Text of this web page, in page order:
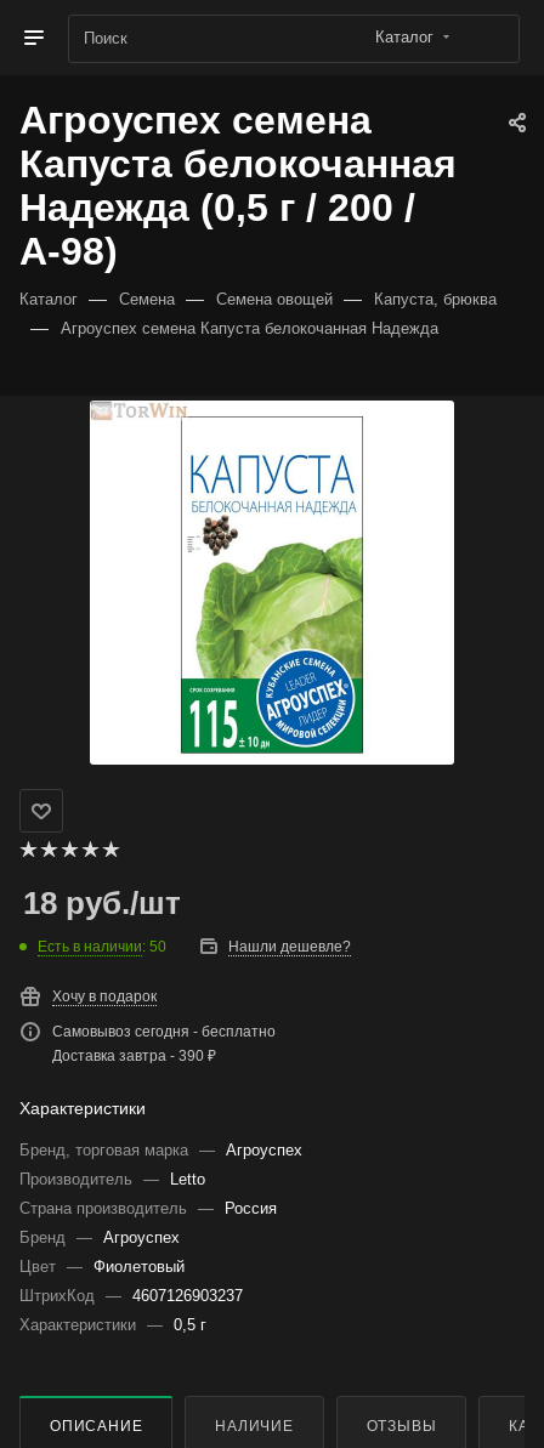
Каталог
Агроуспех семена
Капуста белокочанная
Надежда (0,5 г / 200 /
А-98)
Каталог — Семена — Семена овощей — Капуста, брюква
— Агроуспех семена Капуста белокочанная Надежда
18 руб./шт
Есть в наличии: 50 Нашли дешевле?
Хочу в подарок
Самовывоз сегодня - бесплатно
Доставка завтра - 390 ₽
Характеристики
Бренд, торговая марка — Агроуспех
Производитель
—
Letto
Страна производитель
—
Россия
Бренд — Агроуспех
Цвет — Фиолетовый
ШтрихКод — 4607126903237
Характеристики — 0,5 г
ОПИСАНИЕ НАЛИЧИЕ ОТЗЫВЫ